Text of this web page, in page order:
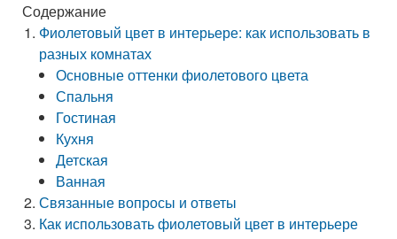
Содержание
Фиолетовый цвет в интерьере: как использовать в
разных комнатах
Основные оттенки фиолетового цвета
Спальня
Гостиная
Кухня
Детская
Ванная
Связанные вопросы и ответы
Как использовать фиолетовый цвет в интерьере